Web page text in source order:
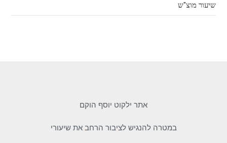
שיעור מוצ"ש
אתר ילקוט יוסף הוקם
במטרה להנגיש לציבור הרחב את שיעורי